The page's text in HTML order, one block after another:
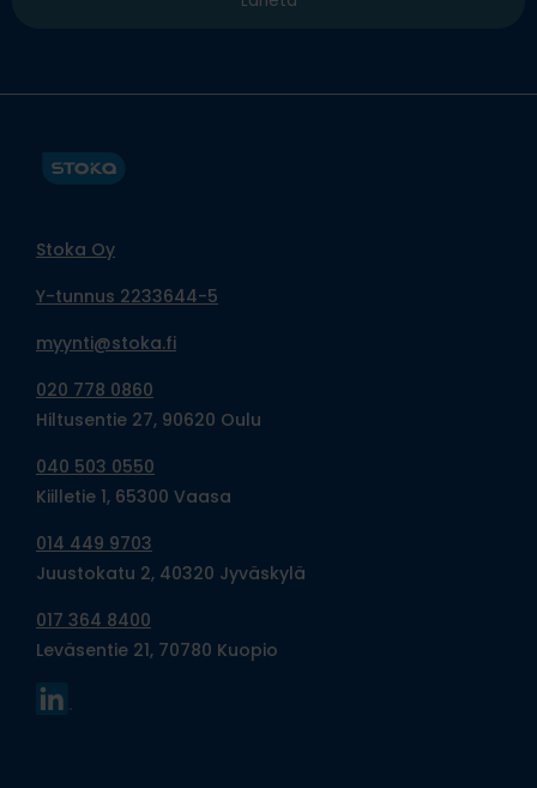
Stoka Oy
Y-tunnus 2233644-5
myynti@stoka.fi
020 778 0860
Hiltusentie 27, 90620 Oulu
040 503 0550
Kiilletie 1, 65300 Vaasa
014 449 9703
Juustokatu 2, 40320 Jyväskylä
017 364 8400
Leväsentie 21, 70780 Kuopio